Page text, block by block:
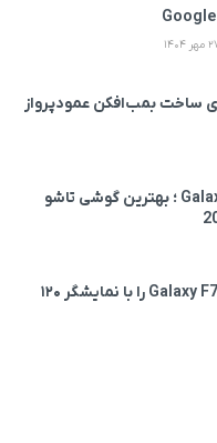
ساخت بمب‌افکن عمودپرواز
بررسی Galaxy Z Fold8 Ultra ؛ بهترین گوشی تاشو
سامسونگ گوشی Galaxy F70 Pro را با نمایشگر ۱۲۰